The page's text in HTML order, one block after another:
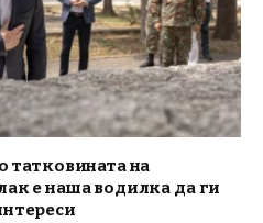
татковината на
е наша водилка да ги